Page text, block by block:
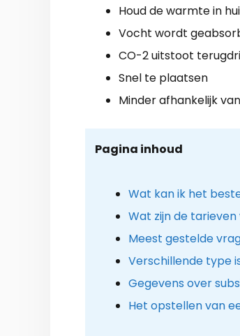
Houd de warmte in
Vocht wordt
CO-2 uitstoot
Snel te plaatsen
Minder afhankelijk
Pagina inhoud
Wat kan ik het
Wat zijn de tarieven
Meest gestelde
Verschillende type
Gegevens over
Het opstellen van